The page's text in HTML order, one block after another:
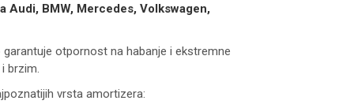
Audi, BMW, Mercedes, Volkswagen,
otpornost na habanje i ekstremne
brzim.
vrsta amortizera: